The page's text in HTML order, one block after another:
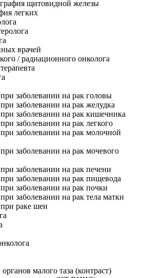
щитовидной железы
легких
врачей
/ радиационного онколога
заболевании на рак головы
заболевании на рак желудка
заболевании на рак кишечника
заболевании на рак легкого
заболевании на рак молочной
заболевании на рак мочевого
заболевании на рак печени
заболевании на рак пищевода
заболевании на рак почки
заболевании на рак тела матки
раке шеи
малого таза (контраст)